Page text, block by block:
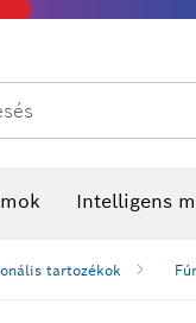
Intelligens
tartozékok